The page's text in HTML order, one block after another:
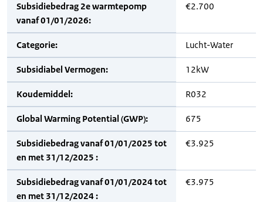
Subsidiebedrag 2e warmtepomp
vanaf 01/01/2026:
€2.700
Categorie: Lucht-Water
Subsidiabel Vermogen: 12kW
Koudemiddel: R032
Global Warming Potential (GWP): 675
Subsidiebedrag vanaf 01/01/2025 tot
en met 31/12/2025 :
€3.925
Subsidiebedrag vanaf 01/01/2024 tot
en met 31/12/2024 :
€3.975